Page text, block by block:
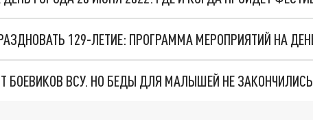
БОЕВИКОВ ВСУ. НО БЕДЫ ДЛЯ МАЛЫШЕЙ НЕ ЗАКОНЧИЛИСЬ